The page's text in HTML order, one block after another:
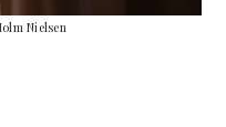
Nielsen